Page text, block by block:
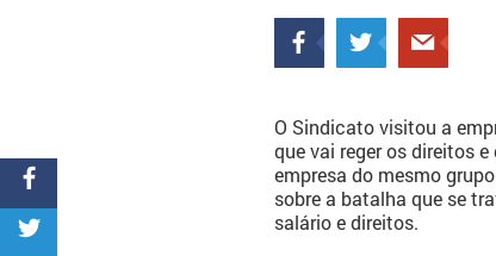
O Sindicato visitou a
que vai reger os direitos
empresa do mesmo
sobre a batalha que se
salário e direitos.